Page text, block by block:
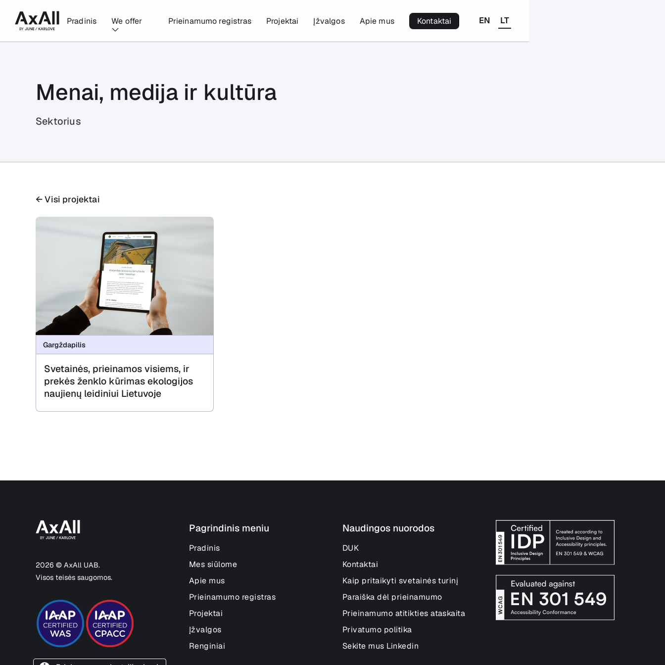
Pradinis We offer Prieinamumo registras Projektai Įžvalgos Apie mus Kontaktai EN LT
Menai, medija ir kultūra
Sektorius
← Visi projektai
Gargždapilis
Svetainės, prieinamos visiems, ir
prekės ženklo kūrimas ekologijos
naujienų leidiniui Lietuvoje
2026 © AxAll UAB.
Visos teisės saugomos.
Pagrindinis meniu
Pradinis
Mes siūlome
Apie mus
Prieinamumo registras
Projektai
Įžvalgos
Renginiai
Naudingos nuorodos
DUK
Kontaktai
Kaip pritaikyti svetainės turinį
Paraiška dėl prieinamumo
Prieinamumo atitikties ataskaita
Privatumo politika
Sekite mus Linkedin